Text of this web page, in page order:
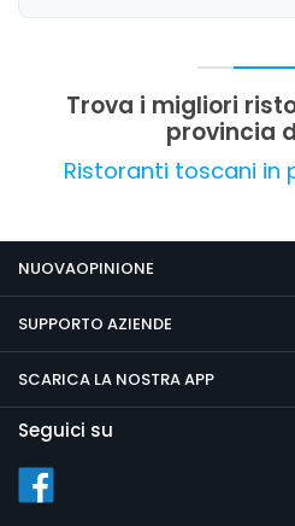
Trova i migliori
provincia
Ristoranti toscani in
NUOVAOPINIONE
SUPPORTO AZIENDE
SCARICA LA NOSTRA APP
Seguici su